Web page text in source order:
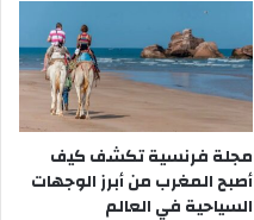
مجلة فرنسية تكشف كيف
أصبح المغرب من أبرز الوجهات
السياحية في العالم